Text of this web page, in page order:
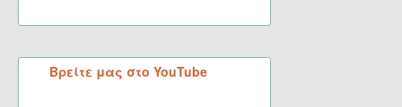
Βρείτε μας στο YouTube